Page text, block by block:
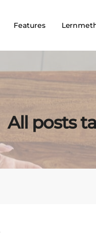
Features
All posts